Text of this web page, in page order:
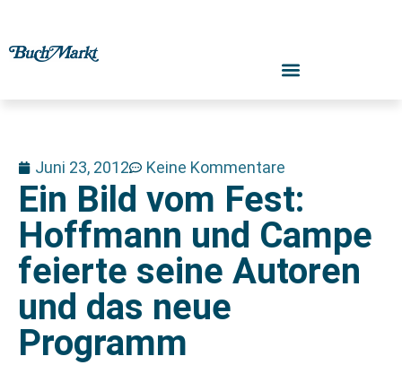
Juni 23, 2012 Keine Kommentare
Ein Bild vom Fest:
Hoffmann und Campe
feierte seine Autoren
und das neue
Programm